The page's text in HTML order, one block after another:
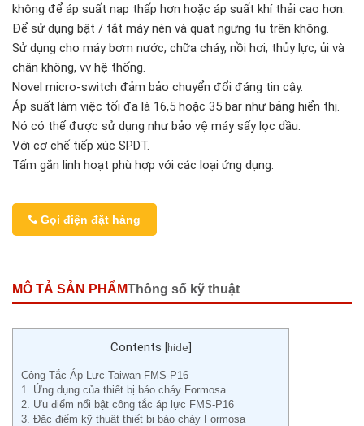
không để áp suất nạp thấp hơn hoặc áp suất khí thải cao hơn.
Để sử dụng bật / tắt máy nén và quạt ngưng tụ trên không.
Sử dụng cho máy bơm nước, chữa cháy, nồi hơi, thủy lực, ủi và
chân không, vv hệ thống.
Novel micro-switch đảm bảo chuyển đổi đáng tin cậy.
Áp suất làm việc tối đa là 16,5 hoặc 35 bar như bảng hiển thị.
Nó có thể được sử dụng như bảo vệ máy sấy lọc dầu.
Với cơ chế tiếp xúc SPDT.
Tấm gắn linh hoạt phù hợp với các loại ứng dụng.
Gọi điện đặt hàng
MÔ TẢ SẢN PHẨMThông số kỹ thuật
Contents [hide]
Công Tắc Áp Lực Taiwan FMS-P16
1. Ứng dụng của thiết bị báo cháy Formosa
2. Ưu điểm nổi bật công tắc áp lực FMS-P16
3. Đặc điểm kỹ thuật thiết bị báo cháy Formosa